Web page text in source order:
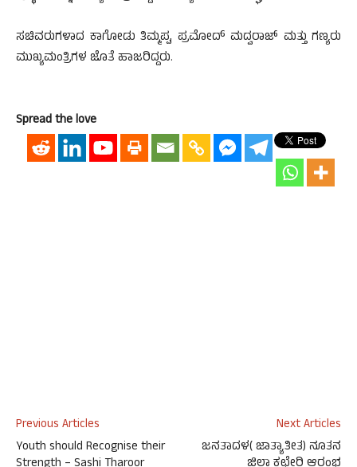
ಸಚಿವರುಗಳಾದ ಕಾಗೋಡು ತಿಮ್ಮಪ್ಪ, ಪ್ರಮೋದ್ ಮದ್ವರಾಜ್ ಮತ್ತು ಗಣ್ಯರು
ಮುಖ್ಯಮಂತ್ರಿಗಳ ಜೊತೆ ಹಾಜರಿದ್ದರು.
Spread the love
Previous Articles
Youth should Recognise their
Next Articles
ಜನತಾದಳ( ಜಾತ್ಯಾತೀತ) ನೂತನ